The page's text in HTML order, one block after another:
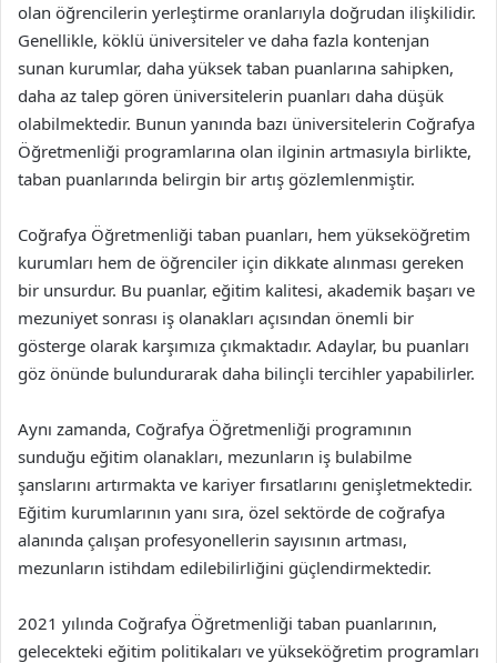
olan öğrencilerin yerleştirme oranlarıyla doğrudan ilişkilidir.
Genellikle, köklü üniversiteler ve daha fazla kontenjan
sunan kurumlar, daha yüksek taban puanlarına sahipken,
daha az talep gören üniversitelerin puanları daha düşük
olabilmektedir. Bunun yanında bazı üniversitelerin Coğrafya
Öğretmenliği programlarına olan ilginin artmasıyla birlikte,
taban puanlarında belirgin bir artış gözlemlenmiştir.
Coğrafya Öğretmenliği taban puanları, hem yükseköğretim
kurumları hem de öğrenciler için dikkate alınması gereken
bir unsurdur. Bu puanlar, eğitim kalitesi, akademik başarı ve
mezuniyet sonrası iş olanakları açısından önemli bir
gösterge olarak karşımıza çıkmaktadır. Adaylar, bu puanları
göz önünde bulundurarak daha bilinçli tercihler yapabilirler.
Aynı zamanda, Coğrafya Öğretmenliği programının
sunduğu eğitim olanakları, mezunların iş bulabilme
şanslarını artırmakta ve kariyer fırsatlarını genişletmektedir.
Eğitim kurumlarının yanı sıra, özel sektörde de coğrafya
alanında çalışan profesyonellerin sayısının artması,
mezunların istihdam edilebilirliğini güçlendirmektedir.
2021 yılında Coğrafya Öğretmenliği taban puanlarının,
gelecekteki eğitim politikaları ve yükseköğretim programları